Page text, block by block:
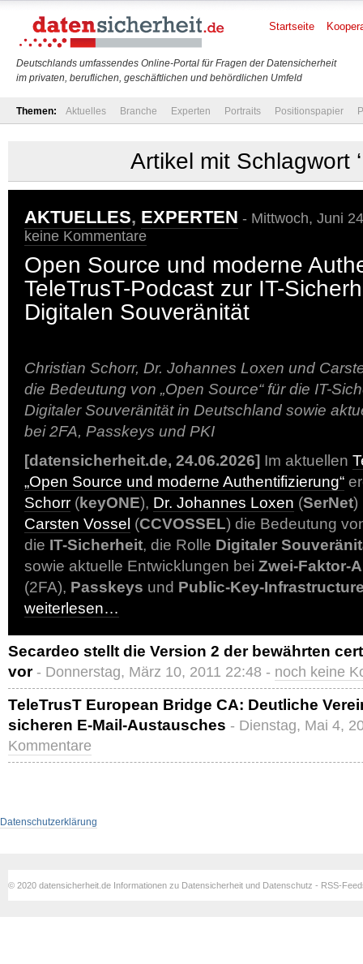
Deutschlands umfassendes Online-Portal für Fragen der Datensicherheit
im privaten, beruflichen, geschäftlichen und behördlichen Umfeld
Startseite
Themen: Aktuelles Branche Experten Portraits Positionspapier
Artikel mit Schlagwort
AKTUELLES, EXPERTEN - Mittwoch, Juni
keine Kommentare
Open Source und moderne
TeleTrusT-Podcast zur IT-
Digitalen Souveränität
Christian Schorr, Dr. Johannes Loxen und
die Bedeutung von „Open Source“ für die IT-
Digitaler Souveränität in Deutschland sowie
bei 2FA, Passkeys und PKI
[datensicherheit.de, 24.06.2026] Im aktuellen
„Open Source und moderne Authentifizierung“
Schorr (keyONE), Dr. Johannes Loxen (SerNet)
Carsten Vossel (CCVOSSEL) die Bedeutung
die IT-Sicherheit, die Rolle Digitaler
sowie aktuelle Entwicklungen bei Zwei-Faktor-
(2FA), Passkeys und Public-Key-
weiterlesen…
Secardeo stellt die Version 2 der bewährten
vor - Donnerstag, März 10, 2011 22:48 - noch keine
TeleTrusT European Bridge CA: Deutliche
sicheren E-Mail-Austausches - Dienstag, Mai 4,
Kommentare
Datenschutzerklärung
© 2020 datensicherheit.de Informationen zu Datensicherheit und Datenschutz - RSS-